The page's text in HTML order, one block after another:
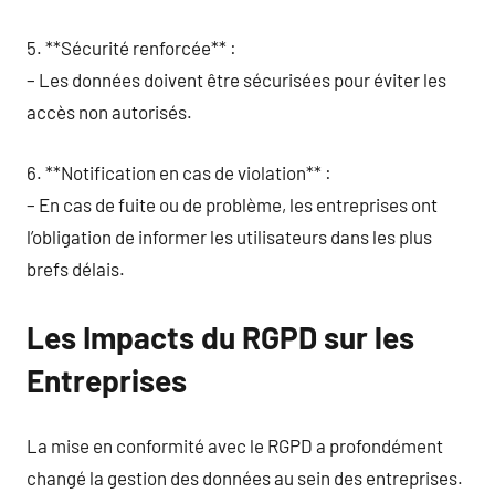
5. **Sécurité renforcée** :
– Les données doivent être sécurisées pour éviter les
accès non autorisés.
6. **Notification en cas de violation** :
– En cas de fuite ou de problème, les entreprises ont
l’obligation de informer les utilisateurs dans les plus
brefs délais.
Les Impacts du RGPD sur les
Entreprises
La mise en conformité avec le RGPD a profondément
changé la gestion des données au sein des entreprises.